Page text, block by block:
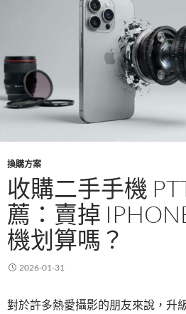
換購方案
收購二手手機
薦：賣掉
機划算嗎？
2026-01-31
對於許多熱愛攝影的朋友來說，升